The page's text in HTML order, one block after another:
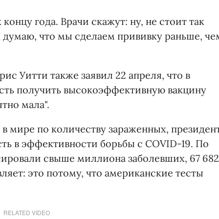
года. Врачи скажут: ну, не стоит так
думаю, что мы сделаем прививку раньше,
Уитти также заявил 22 апреля, что в
получить высокоэффективную вакцину
мала".
по количеству зараженных,
в эффективности борьбы с COVID-19. По
свыше миллиона заболевших, 67 682
это потому, что американские тесты
RELATED VIDEO